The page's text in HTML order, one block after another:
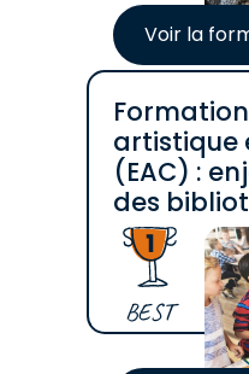
Voir la
artistique
(EAC) :
des
BEST